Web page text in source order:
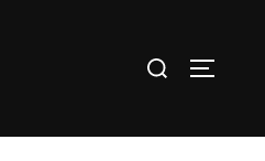
Suchen